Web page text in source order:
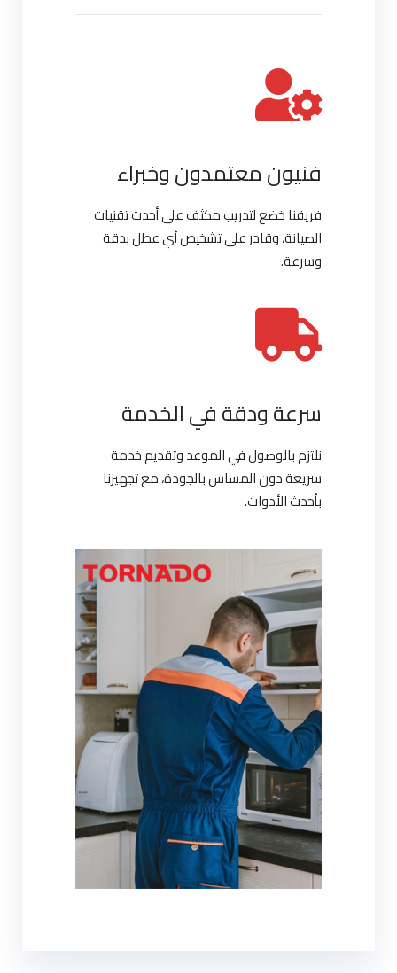
فنيون معتمدون وخبراء
فريقنا خضع لتدريب مكثف على أحدث تقنيات
الصيانة، وقادر على تشخيص أي عطل بدقة
وسرعة.
سرعة ودقة في الخدمة
نلتزم بالوصول في الموعد وتقديم خدمة
سريعة دون المساس بالجودة، مع تجهيزنا
بأحدث الأدوات.